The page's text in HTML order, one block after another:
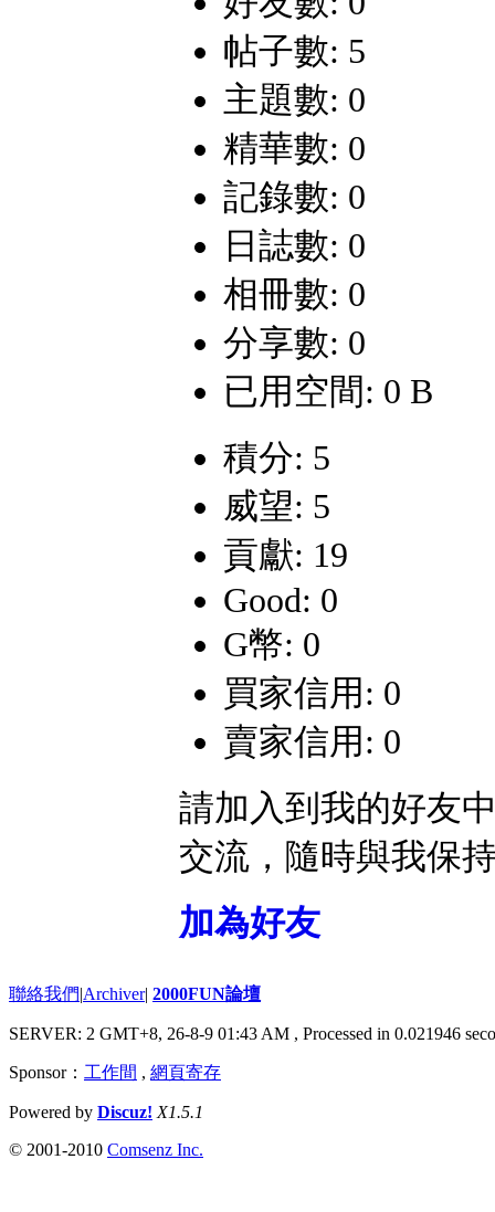
帖子數: 5
主題數: 0
精華數: 0
記錄數: 0
日誌數: 0
相冊數: 0
分享數: 0
已用空間: 0 B
積分: 5
威望: 5
貢獻: 19
Good: 0
G幣: 0
買家信用: 0
賣家信用: 0
請加入到我的好友
交流，隨時與我保
加為好友
聯絡我們|Archiver| 2000FUN論壇
SERVER: 2 GMT+8, 26-8-9 01:43 AM , Processed in 0.021946
Sponsor： 工作間 , 網頁寄存
Powered by Discuz! X1.5.1
© 2001-2010 Comsenz Inc.